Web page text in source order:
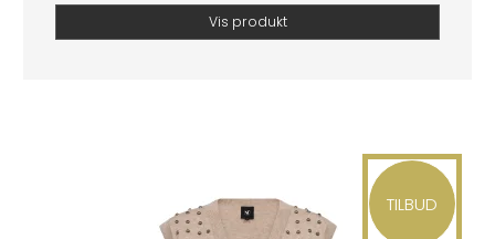
Vis produkt
TILBUD